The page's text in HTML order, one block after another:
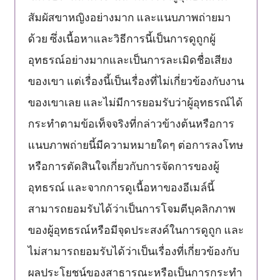
สัมผัสขาหญิงอย่างมาก และแนบภาพถ่ายมา
ด้วย ซึ่งเนื้อหาและวิธีการนี้เป็นการดูถูกผู้
อุทธรณ์อย่างมากและเป็นการละเมิดชื่อเสียง
ของเขา แต่เรื่องนี้เป็นเรื่องที่ไม่เกี่ยวข้องกับงาน
ของเขาเลย และไม่มีการยอมรับว่าผู้อุทธรณ์ได้
กระทำตามข้อเท็จจริงที่กล่าวข้างต้นหรือการ
แนบภาพถ่ายนี้มีความหมายใดๆ ต่อการลงโทษ
หรือการตัดสินใจเกี่ยวกับการจัดการของผู้
อุทธรณ์ และจากการดูเนื้อหาของอีเมล์นี้
สามารถยอมรับได้ว่าเป็นการโจมตีบุคลิกภาพ
ของผู้อุทธรณ์หรือมีจุดประสงค์ในการดูถูก และ
ไม่สามารถยอมรับได้ว่าเป็นเรื่องที่เกี่ยวข้องกับ
ผลประโยชน์ของสาธารณะหรือเป็นการกระทำ